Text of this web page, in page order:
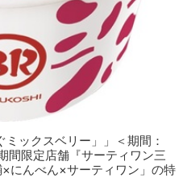
ミックスベリー」」＜期間：
限定店舗『サーティワン三
にんべん×サーティワン」の特